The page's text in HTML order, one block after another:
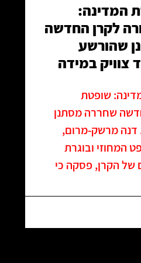
המדינה:
לקרן החדשה
שהורשע
צוויק במידה
שופטת
שחררה מסתנן
דנה מרשק-מרום,
המחוזי ובוגרת
של הקרן, פסקה כי